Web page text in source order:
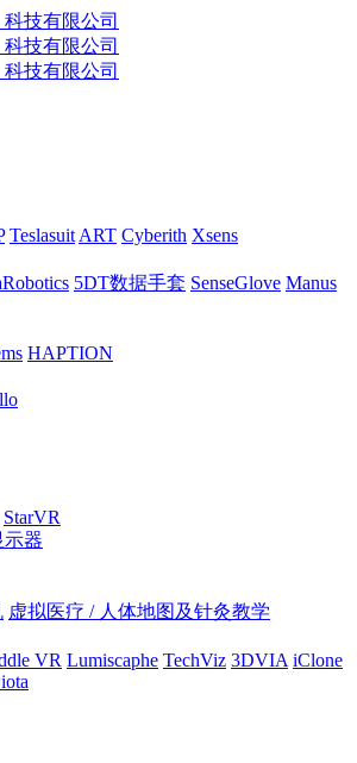
Teslasuit ART Cyberith Xsens
5DT数据手套 SenseGlove Manus
HAPTION
StarVR
示器
虚拟医疗 / 人体地图及针灸教学
VR Lumiscaphe TechViz 3DVIA iClone